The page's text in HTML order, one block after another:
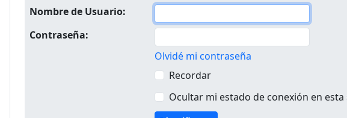
Nombre de Usuario:
Contraseña:
Olvidé mi contraseña
Recordar
Ocultar mi estado de conexión en esta